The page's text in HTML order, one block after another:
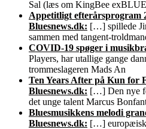
Sal (læs om KingBee
Appetitligt efterårsprogram
Bluesnews.dk: […] spillede
sammen med tangent-
COVID-19 spøger i
Players, har utallige gange
trommeslageren Mads An
Ten Years After på Kun for
Bluesnews.dk: […] Den nye
det unge talent Marcus
Bluesmusikkens melodi
Bluesnews.dk: […]